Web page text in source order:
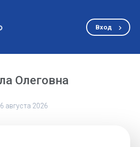
Вход
Олеговна
августа 2026